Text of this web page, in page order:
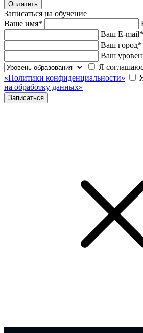
Записаться на обучение
Ваше имя*
Ваш E-mail*
Ваш город*
Ваш
Я
«Политики конфиденциальности»
на обработку данных»